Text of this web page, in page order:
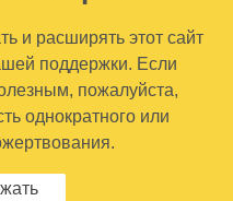
и расширять этот сайт
поддержки. Если
пожалуйста,
однократного или